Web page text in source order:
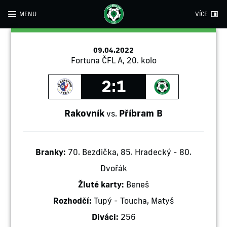
MENU VÍCE
09.04.2022
Fortuna ČFL A, 20. kolo
2:1
Rakovník vs. Příbram B
Branky: 70. Bezdička, 85. Hradecký - 80.
Dvořák
Žluté karty: Beneš
Rozhodčí: Tupý - Toucha, Matyš
Diváci: 256